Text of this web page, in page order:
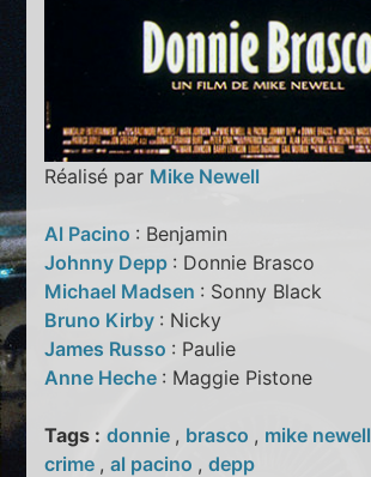
Réalisé par Mike Newell
Al Pacino : Benjamin
Johnny Depp : Donnie Brasco
Michael Madsen : Sonny Black
Bruno Kirby : Nicky
James Russo : Paulie
Anne Heche : Maggie Pistone
Tags : donnie , brasco , mike newell
crime ,al pacino ,depp